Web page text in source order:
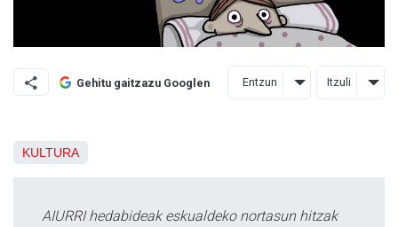
Gehitu gaitzazu Googlen Entzun Itzuli
KULTURA
AIURRI hedabideak eskualdeko nortasun hitzak